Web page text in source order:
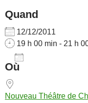
Quand
12/12/2011
19 h 00 min - 21 h
Où
Nouveau Théâtre de